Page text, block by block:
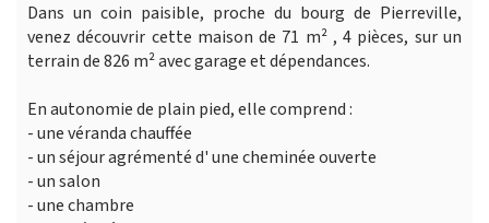
Dans un coin paisible, proche du bourg de Pierreville,
venez découvrir cette maison de 71 m² , 4 pièces, sur un
terrain de 826 m² avec garage et dépendances.
En autonomie de plain pied, elle comprend :
- une véranda chauffée
- un séjour agrémenté d' une cheminée ouverte
- un salon
- une chambre